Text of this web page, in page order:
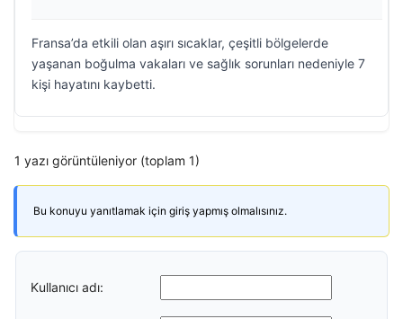
Fransa’da etkili olan aşırı sıcaklar, çeşitli bölgelerde
yaşanan boğulma vakaları ve sağlık sorunları nedeniyle 7
kişi hayatını kaybetti.
1 yazı görüntüleniyor (toplam 1)
Bu konuyu yanıtlamak için giriş yapmış olmalısınız.
Kullanıcı adı: